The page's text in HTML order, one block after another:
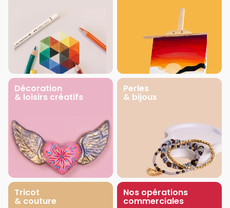
Décoration
& loisirs créatifs
Perles
& bijoux
Tricot
& couture
Nos opérations
commerciales